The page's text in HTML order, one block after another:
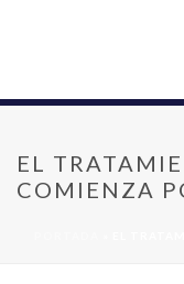
EL
COMIENZA